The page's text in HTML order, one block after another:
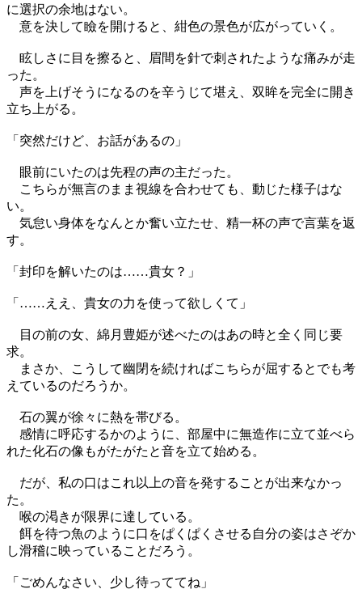
に選択の余地はない。
意を決して瞼を開けると、紺色の景色が広がっていく。
眩しさに目を擦ると、眉間を針で刺されたような痛みが走
った。
声を上げそうになるのを辛うじて堪え、双眸を完全に開き
立ち上がる。
「突然だけど、お話があるの」
眼前にいたのは先程の声の主だった。
こちらが無言のまま視線を合わせても、動じた様子はな
い。
気怠い身体をなんとか奮い立たせ、精一杯の声で言葉を返
す。
「封印を解いたのは……貴女？」
「……ええ、貴女の力を使って欲しくて」
目の前の女、綿月豊姫が述べたのはあの時と全く同じ要
求。
まさか、こうして幽閉を続ければこちらが屈するとでも考
えているのだろうか。
石の翼が徐々に熱を帯びる。
感情に呼応するかのように、部屋中に無造作に立て並べら
れた化石の像もがたがたと音を立て始める。
だが、私の口はこれ以上の音を発することが出来なかっ
た。
喉の渇きが限界に達している。
餌を待つ魚のように口をぱくぱくさせる自分の姿はさぞか
し滑稽に映っていることだろう。
「ごめんなさい、少し待っててね」